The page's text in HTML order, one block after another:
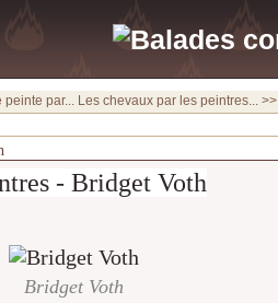
peinte par... Les chevaux par les peintres... >>
- Bridget Voth
Bridget Voth